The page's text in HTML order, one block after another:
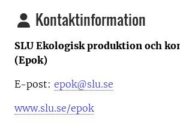
Kontaktinformation
SLU Ekologisk produktion och
(Epok)
E-post: epok@slu.se
www.slu.se/epok